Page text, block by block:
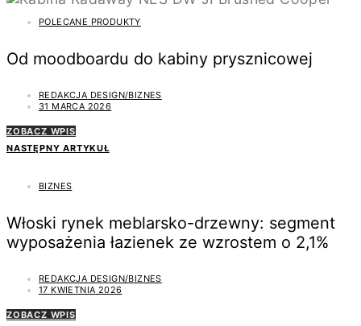
POLECANE PRODUKTY
Od moodboardu do kabiny prysznicowej
REDAKCJA DESIGN/BIZNES
31 MARCA 2026
ZOBACZ WPIS
NASTĘPNY ARTYKUŁ
BIZNES
Włoski rynek meblarsko-drzewny: segment
wyposażenia łazienek ze wzrostem o 2,1%
REDAKCJA DESIGN/BIZNES
17 KWIETNIA 2026
ZOBACZ WPIS